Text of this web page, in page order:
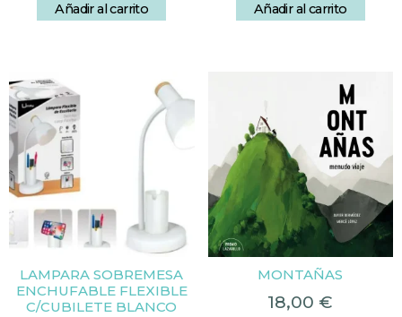
Añadir al carrito Añadir al carrito
LAMPARA SOBREMESA
ENCHUFABLE FLEXIBLE
C/CUBILETE BLANCO
MONTAÑAS
18,00 €